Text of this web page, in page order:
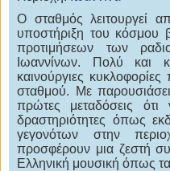
Ο σταθμός λειτουργεί
υποστήριξη του κόσμου
προτιμήσεων των
Ιωαννίνων. Πολύ και
καινούργιες
σταθμού. Με
πρώτες μεταδόσεις
δραστηριότητες όπως
γεγονότων στην
προσφέρουν μια ζεστή
Ελληνική μουσική όπως τα